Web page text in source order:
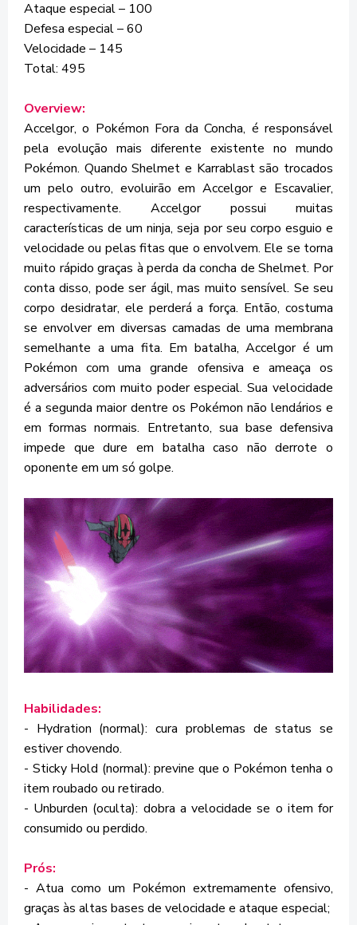
Ataque especial – 100
Defesa especial – 60
Velocidade – 145
Total: 495
Overview:
Accelgor, o Pokémon Fora da Concha, é responsável
pela evolução mais diferente existente no mundo
Pokémon. Quando Shelmet e Karrablast são trocados
um pelo outro, evoluirão em Accelgor e Escavalier,
respectivamente. Accelgor possui muitas
características de um ninja, seja por seu corpo esguio e
velocidade ou pelas fitas que o envolvem. Ele se torna
muito rápido graças à perda da concha de Shelmet. Por
conta disso, pode ser ágil, mas muito sensível. Se seu
corpo desidratar, ele perderá a força. Então, costuma
se envolver em diversas camadas de uma membrana
semelhante a uma fita. Em batalha, Accelgor é um
Pokémon com uma grande ofensiva e ameaça os
adversários com muito poder especial. Sua velocidade
é a segunda maior dentre os Pokémon não lendários e
em formas normais. Entretanto, sua base defensiva
impede que dure em batalha caso não derrote o
oponente em um só golpe.
Habilidades:
- Hydration (normal): cura problemas de status se
estiver chovendo.
- Sticky Hold (normal): previne que o Pokémon tenha o
item roubado ou retirado.
- Unburden (oculta): dobra a velocidade se o item for
consumido ou perdido.
Prós:
- Atua como um Pokémon extremamente ofensivo,
graças às altas bases de velocidade e ataque especial;